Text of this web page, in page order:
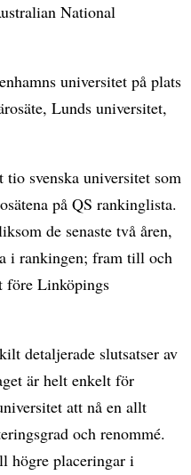
National
universitet på plats
Lunds universitet,
svenska universitet som
på QS rankinglista.
de senaste två åren,
i rankingen; fram till och
före Linköpings
detaljerade slutsatser av
är helt enkelt för
att nå en allt
och renommé.
högre placeringar i